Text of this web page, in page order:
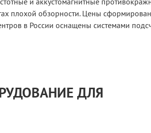
плохой обзорности. Цены
в России оснащены системами
ДЛЯ